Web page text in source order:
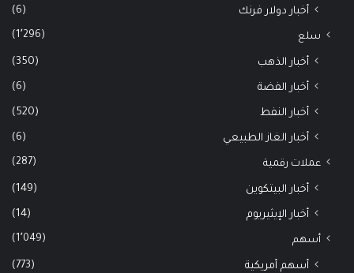
أخبار دولار فرنك (6)
سلع (1٬296)
أخبار الذهب (350)
أخبار الفضة (6)
أخبار النفط (520)
أخبار الغاز الطبيعي (6)
عملات رقمية (287)
أخبار البيتكوين (149)
أخبار الإيثيريوم (14)
أسهم (1٬049)
أسهم أمريكية (773)